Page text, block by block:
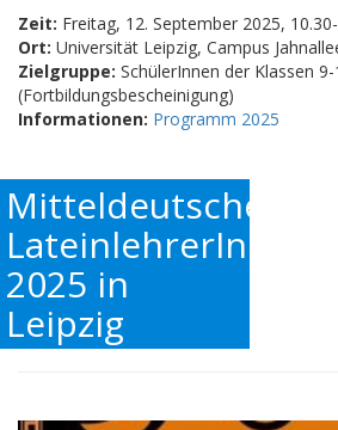
Zeit: Freitag, 12. September 2025,
Ort: Universität Leipzig, Campus
Zielgruppe: SchülerInnen der Klassen
(Fortbildungsbescheinigung)
Informationen: Programm 2025
Mitteldeutscher
2025 in
Leipzig